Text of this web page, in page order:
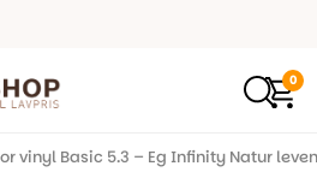
0
vinyl Basic 5.3 – Eg Infinity Natur